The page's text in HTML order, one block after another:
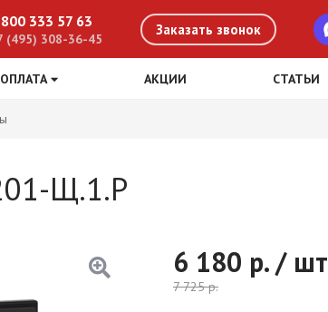
333 57 63
(495) 308-36-45
Заказать звонок
АКЦИИ СТАТЬИ
Щ.1.Р
6 180 р. / шт
7 725р.